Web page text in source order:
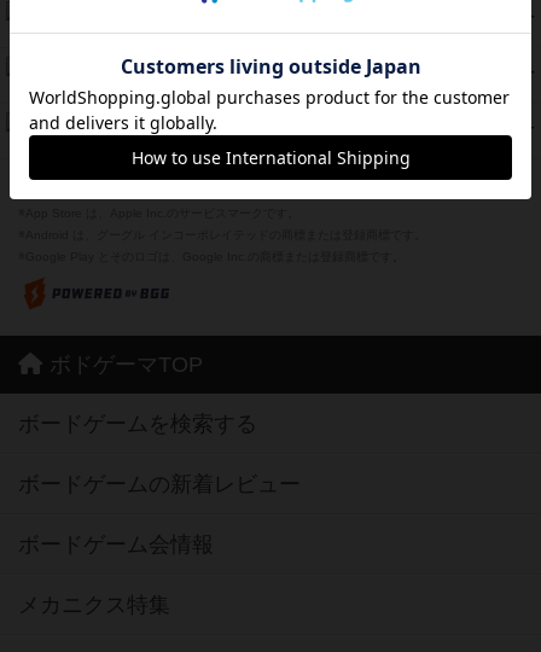
PT
紹介文あり 1件の投稿
PT
スーパーストア3000
37 PT
フリップ７：復讐心とともに
ボドゲーマTOP
ボードゲームを検索する
ボードゲームの新着レビュー
ボードゲーム会情報
メカニクス特集